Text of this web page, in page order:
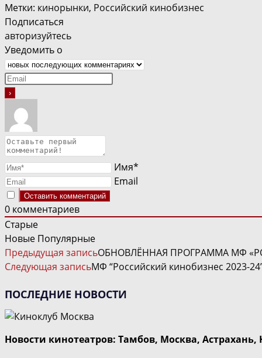
Метки: кинорынки, Российский кинобизнес
Подписаться
авторизуйтесь
Уведомить о
Имя*
Email
0 комментариев
Старые
Новые Популярные
ЧИТАТЬ
ДАЛЕЕ
СТАТЬИ
Предыдущая записьОБНОВЛЁННАЯ ПРОГРАММА МФ
Следующая записьМФ “Российский кинобизнес 2023-
ПОСЛЕДНИЕ НОВОСТИ
Новости кинотеатров: Тамбов, Москва,